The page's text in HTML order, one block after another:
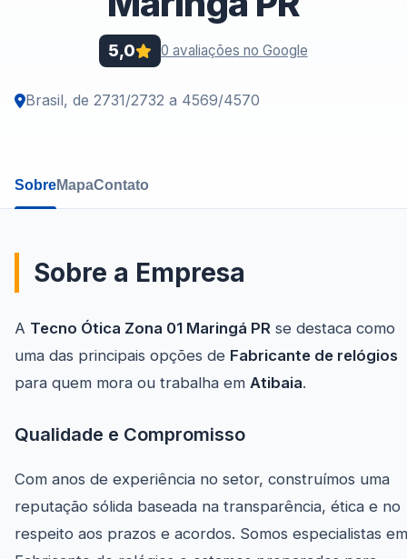
5,0 0 avaliações no Google
Brasil, de 2731/2732 a 4569/4570
SobreMapaContato
Sobre a Empresa
A Tecno Ótica Zona 01 Maringá PR se destaca como
uma das principais opções de Fabricante de relógios
para quem mora ou trabalha em Atibaia.
Qualidade e Compromisso
Com anos de experiência no setor, construímos uma
reputação sólida baseada na transparência, ética e no
respeito aos prazos e acordos. Somos especialistas em